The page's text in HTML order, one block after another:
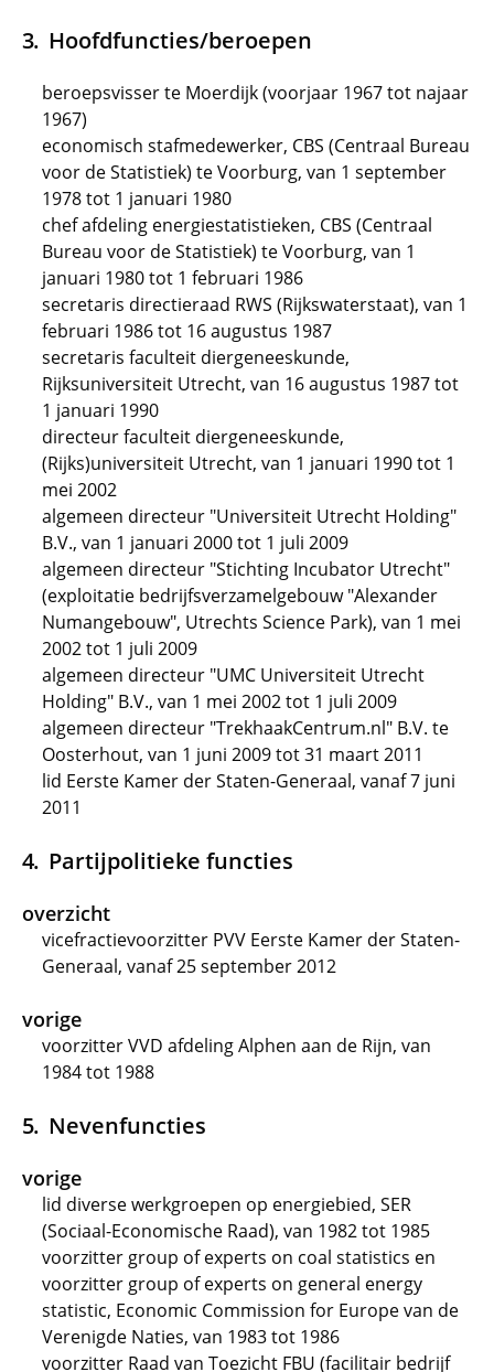
Hoofdfuncties/beroepen
beroepsvisser te Moerdijk (voorjaar 1967 tot najaar
1967)
economisch stafmedewerker, CBS (Centraal Bureau
voor de Statistiek) te Voorburg, van 1 september
1978 tot 1 januari 1980
chef afdeling energiestatistieken, CBS (Centraal
Bureau voor de Statistiek) te Voorburg, van 1
januari 1980 tot 1 februari 1986
secretaris directieraad RWS (Rijkswaterstaat), van 1
februari 1986 tot 16 augustus 1987
secretaris faculteit diergeneeskunde,
Rijksuniversiteit Utrecht, van 16 augustus 1987 tot
1 januari 1990
directeur faculteit diergeneeskunde,
(Rijks)universiteit Utrecht, van 1 januari 1990 tot 1
mei 2002
algemeen directeur "Universiteit Utrecht Holding"
B.V., van 1 januari 2000 tot 1 juli 2009
algemeen directeur "Stichting Incubator Utrecht"
(exploitatie bedrijfsverzamelgebouw "Alexander
Numangebouw", Utrechts Science Park), van 1 mei
2002 tot 1 juli 2009
algemeen directeur "UMC Universiteit Utrecht
Holding" B.V., van 1 mei 2002 tot 1 juli 2009
algemeen directeur "TrekhaakCentrum.nl" B.V. te
Oosterhout, van 1 juni 2009 tot 31 maart 2011
lid Eerste Kamer der Staten-Generaal, vanaf 7 juni
2011
Partijpolitieke functies
overzicht
vicefractievoorzitter PVV Eerste Kamer der Staten-
Generaal, vanaf 25 september 2012
vorige
voorzitter VVD afdeling Alphen aan de Rijn, van
1984 tot 1988
Nevenfuncties
vorige
lid diverse werkgroepen op energiebied, SER
(Sociaal-Economische Raad), van 1982 tot 1985
voorzitter group of experts on coal statistics en
voorzitter group of experts on general energy
statistic, Economic Commission for Europe van de
Verenigde Naties, van 1983 tot 1986
voorzitter Raad van Toezicht FBU (facilitair bedrijf